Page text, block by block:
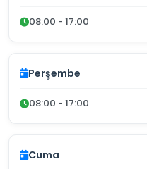
08:00 - 17:00
Perşembe
08:00 - 17:00
Cuma